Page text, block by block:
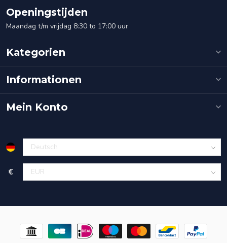
Openingstijden
Maandag t/m vrijdag 8:30 to 17:00 uur
Kategorien
Informationen
Mein Konto
€